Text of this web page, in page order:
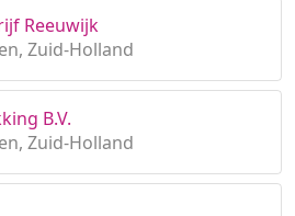
Reeuwijk
Zuid-Holland
B.V.
Zuid-Holland